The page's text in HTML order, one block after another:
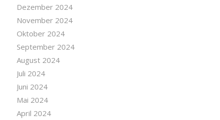
Dezember 2024
November 2024
Oktober 2024
September 2024
August 2024
Juli 2024
Juni 2024
Mai 2024
April 2024